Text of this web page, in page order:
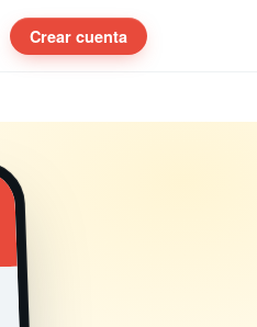
Crear cuenta